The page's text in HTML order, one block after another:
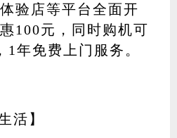
验店等平台全面开
100元，同时购机可
年免费上门服务。
活】